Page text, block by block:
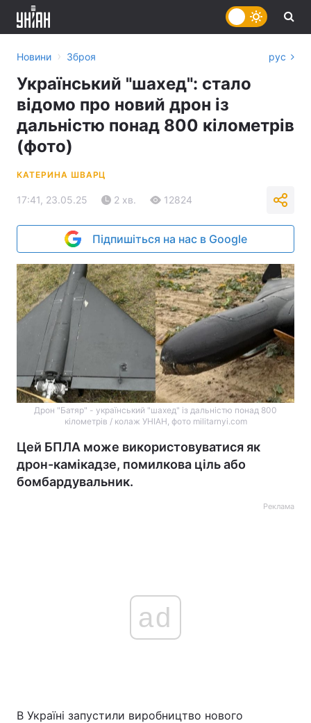
Україна Політика
Новини › Зброя рус
Український "шахед": стало
відомо про новий дрон із
дальністю понад 800 кілометрів
(фото)
КАТЕРИНА ШВАРЦ
17:41, 23.05.25 2 хв. 12824
Підпишіться на нас в Google
Дрон "Батяр" - український "шахед" із дальністю понад 800
кілометрів / колаж УНІАН, фото militarnyi.com
Цей БПЛА може використовуватися як
дрон-камікадзе, помилкова ціль або
бомбардувальник.
Реклама
ad
В Україні запустили виробництво нового